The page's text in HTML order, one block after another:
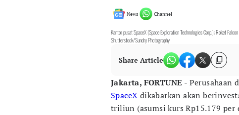
News Channel
Kantor pusat SpaceX (Space Exploration Technologies Corp.); Roket
Shutterstock/Sundry Photography
Share Article
Jakarta, FORTUNE - Perusahaan
SpaceX dikabarkan akan
triliun (asumsi kurs Rp15.179